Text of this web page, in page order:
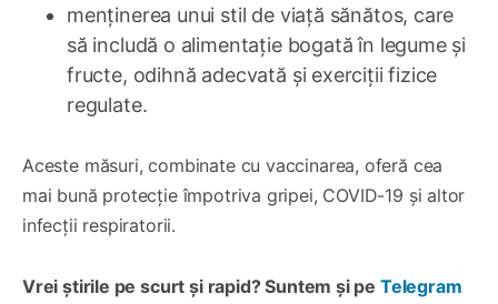
menținerea unui stil de viață sănătos, care
să includă o alimentație bogată în legume și
fructe, odihnă adecvată și exerciții fizice
regulate.
Aceste măsuri, combinate cu vaccinarea, oferă cea
mai bună protecție împotriva gripei, COVID-19 și altor
infecții respiratorii.
Vrei știrile pe scurt și rapid? Suntem și pe Telegram